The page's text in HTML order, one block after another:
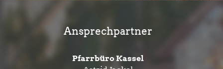
Ansprechpartner
Pfarrbüro Kassel